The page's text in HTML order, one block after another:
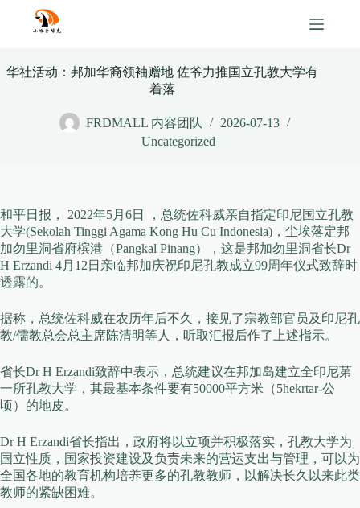
content
华社活动：邦加华裔领袖赠地 佐爷力推国立孔教大学有
着落
FRDMALL 内容团队
2026-07-13
Uncategorized
和平日报， 2022年5月6日 ，总统佐科威亲自指定印尼国立孔教
大学(Sekolah Tinggi Agama Kong Hu Cu Indonesia)，尘埃落定邦
加勿里洞省府槟港（Pangkal Pinang），这是邦加勿里洞省长Dr
H Erzandi 4月12日亲临邦加庆祝印尼孔教成立99周年仪式致辞时
透露的。
据称，总统佐科威在农历年后不久，接见了宗教部官员及印尼孔
教/儒教总会总主席陈清明等人，听取汇报后作了上述指示。
省长Dr H Erzandi致辞中表示，总统建议在邦加岛建立全印尼苐
一所孔教大学，其最基本条件要有50000平方米（5hekrtar-公
顷）的地皮。
Dr H Erzandi省长指出，政府将以立项并积极落实，孔教大学为
国立性质，国家投资建设及负责未来的营运支出与管理，可以为
全国各地的教育机构培养更多的孔教教师，以解决长久以来此类
教师的紧缺困难。